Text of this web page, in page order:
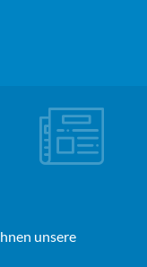
unsere